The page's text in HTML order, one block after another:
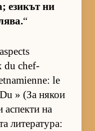
ези­кът ни
“
du chef-
le
» (За ня­кои
на
ли­те­ра­ту­ра: